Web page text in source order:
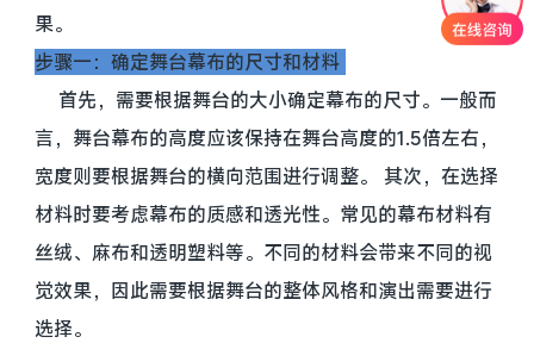
果。
步骤一：确定舞台幕布的尺寸和材料
首先，需要根据舞台的大小确定幕布的尺寸。一般而
言，舞台幕布的高度应该保持在舞台高度的1.5倍左右，
宽度则要根据舞台的横向范围进行调整。 其次，在选择
材料时要考虑幕布的质感和透光性。常见的幕布材料有
丝绒、麻布和透明塑料等。不同的材料会带来不同的视
觉效果，因此需要根据舞台的整体风格和演出需要进行
选择。